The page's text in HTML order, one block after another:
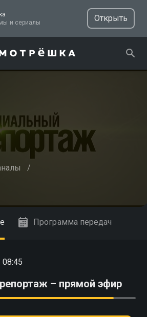
ТВ, фильмы и сериалы
Открыть
/
Программа передач
08:45
– прямой эфир